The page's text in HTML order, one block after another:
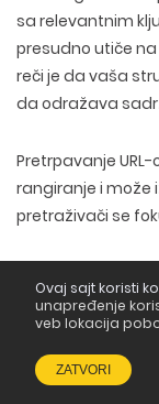
sa relevantnim
presudno utiče
reči je da vaša
da odražava
Pretrpavanje
rangiranje i može
pretraživači se
Mit 20:
Ovaj sajt koristi
unapređenje
veb lokacija
ZATVORI